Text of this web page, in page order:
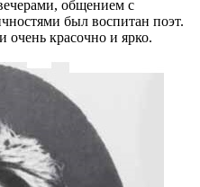
общением с
был воспитан поэт.
очень красочно и ярко.